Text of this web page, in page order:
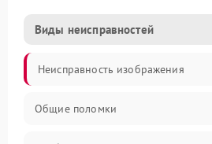
Виды неисправностей
Неисправность изображения
Общие поломки